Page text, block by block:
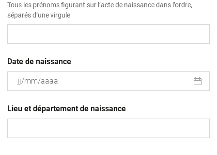
Tous les prénoms figurant sur l’acte de naissance dans l’ordre,
séparés d’une virgule
Date de naissance
slash
MM
Lieu et département de naissance